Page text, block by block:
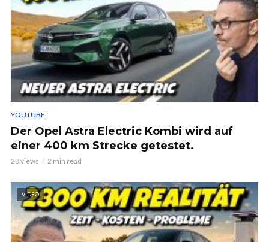
YOUTUBE
Der Opel Astra Electric Kombi wird auf
einer 400 km Strecke getestet.
28 views 2 min read
VIDEO